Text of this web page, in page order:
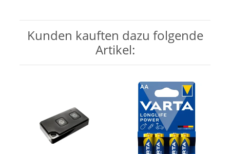
Kunden kauften dazu folgende
Artikel: